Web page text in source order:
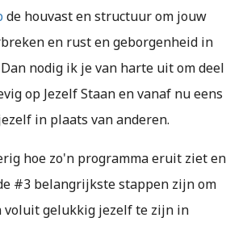
de houvast en structuur om jouw
en rust en geborgenheid in
nodig ik je van harte uit om deel
op Jezelf Staan en vanaf nu eens
in plaats van anderen.
hoe zo'n programma eruit ziet en
#3 belangrijkste stappen zijn om
voluit gelukkig jezelf te zijn in